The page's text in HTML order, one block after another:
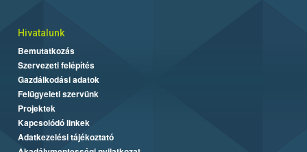
Hivatalunk
Bemutatkozás
Szervezeti felépítés
Gazdálkodási adatok
Felügyeleti szervünk
Projektek
Kapcsolódó linkek
Adatkezelési tájékoztató